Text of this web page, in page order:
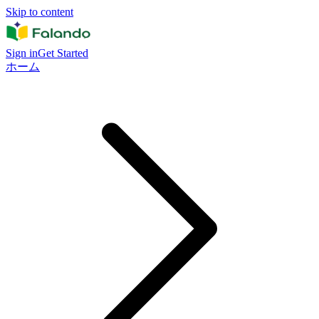
Skip to content
Sign inGet Started
ホーム